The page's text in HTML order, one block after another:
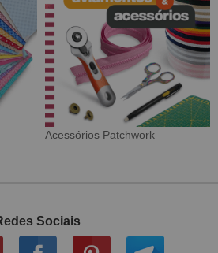
Sarja Impermeável
Sociais